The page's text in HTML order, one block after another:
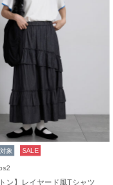
象 SALE
トン】レイヤード風Tシャツ